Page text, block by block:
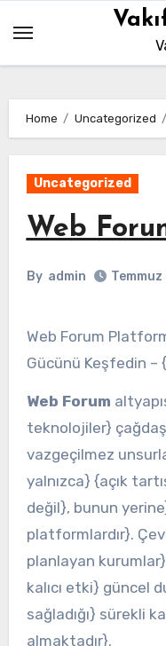
content
Home Uncategorized
Uncategorized
Web
By admin
Web Forum Platformları ile Online Etkileşimin
Gücünü Keşfedin –
Web Forum
teknolojiler}
vazgeçilmez
yalnızca} {açık
değil}, bunun
platformlardır}.
planlayan
kalıcı etki} güncel
sağladığı} sürekli
almaktadır}.